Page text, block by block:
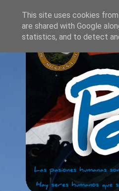
This site uses cookies
are shared with Google
statistics, and to detect